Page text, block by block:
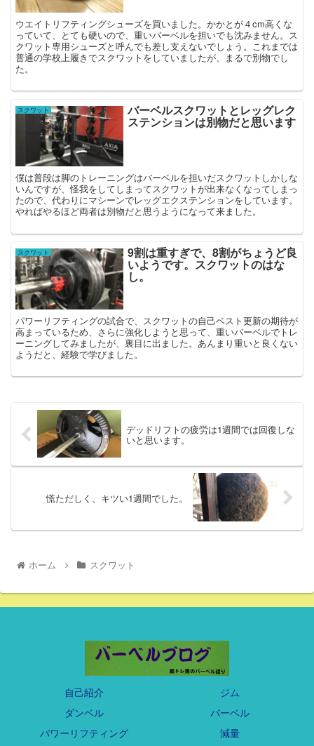
ウエイトリフティングシューズを買いました。かかとが４cm高くな
っていて、とても硬いので、重いバーベルを担いでも沈みません。ス
クワット専用シューズと呼んでも差し支えないでしょう。これまでは
普通の学校上履きでスクワットをしていましたが、まるで別物でし
た。
スクワット バーベルスクワットとレッグレク
ステンションは別物だと思います
僕は普段は脚のトレーニングはバーベルを担いだスクワットしかしな
いんですが、怪我をしてしまってスクワットが出来なくなってしまっ
たので、代わりにマシーンでレッグエクステンションをしています。
やればやるほど両者は別物だと思うようになって来ました。
スクワット 9割は重すぎで、8割がちょうど良
いようです。スクワットのはな
し。
パワーリフティングの試合で、スクワットの自己ベスト更新の期待が
高まっているため、さらに強化しようと思って、重いバーベルでトレ
ーニングしてみましたが、裏目に出ました。あんまり重いと良くない
ようだと、経験で学びました。
デッドリフトの疲労は1週間では回復しな
いと思います。
慌ただしく、キツい1週間でした。
ホーム スクワット
自己紹介
ジム
ダンベル
バーベル
パワーリフティング
減量